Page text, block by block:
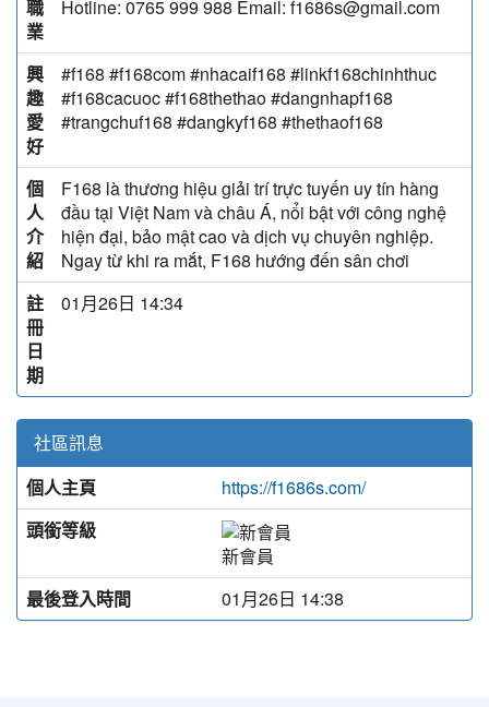
職
業
Hotline: 0765 999 988 Email: f1686s@gmail.com
興
趣
愛
好
#f168 #f168com #nhacaif168 #linkf168chinhthuc
#f168cacuoc #f168thethao #dangnhapf168
#trangchuf168 #dangkyf168 #thethaof168
個
人
介
紹
F168 là thương hiệu giải trí trực tuyến uy tín hàng
đầu tại Việt Nam và châu Á, nổi bật với công nghệ
hiện đại, bảo mật cao và dịch vụ chuyên nghiệp.
Ngay từ khi ra mắt, F168 hướng đến sân chơi
註
冊
日
期
01月26日 14:34
社區訊息
個人主頁
https://f1686s.com/
頭銜等級
新會員
最後登入時間
01月26日 14:38